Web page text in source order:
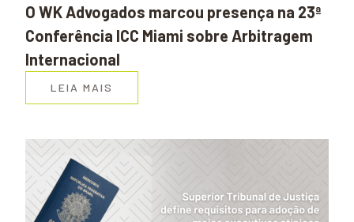
O WK Advogados marcou presença na 23ª
Conferência ICC Miami sobre Arbitragem
Internacional
LEIA MAIS